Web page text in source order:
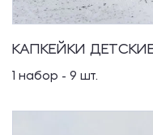
КАПКЕЙКИ
1 набор - 9 шт.